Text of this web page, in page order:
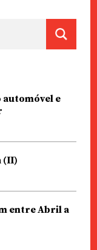
automóvel e
(II)
entre Abril a